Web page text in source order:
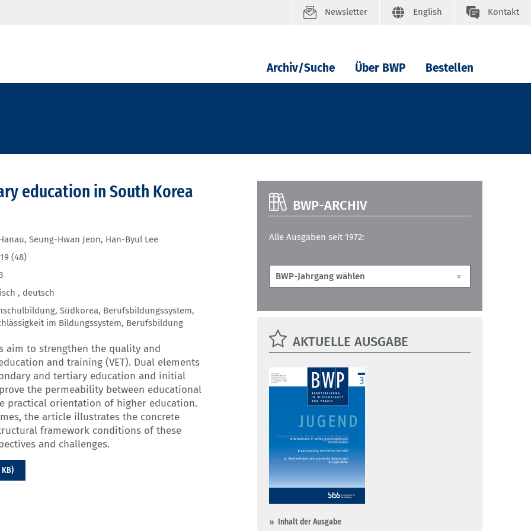
Newsletter English Kontakt
Archiv/Suche Über BWP Bestellen
education in South Korea
, Seung-Hwan Jeon, Han-Byul Lee
(48)
, deutsch
, Südkorea, Berufsbildungssystem,
im Bildungssystem, Berufsbildung
aim to strengthen the quality and
and training (VET). Dual elements
and tertiary education and initial
the permeability between educational
practical orientation of higher education.
the article illustrates the concrete
framework conditions of these
and challenges.
BWP-ARCHIV
Alle Ausgaben seit 1972:
AKTUELLE AUSGABE
Inhalt der Ausgabe